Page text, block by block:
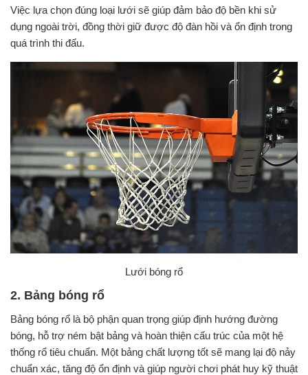
Việc lựa chọn đúng loại lưới sẽ giúp đảm bảo độ bền khi sử
dụng ngoài trời, đồng thời giữ được độ đàn hồi và ổn định trong
quá trình thi đấu.
Lưới bóng rổ
2. Bảng bóng rổ
Bảng bóng rổ là bộ phận quan trọng giúp định hướng đường
bóng, hỗ trợ ném bật bảng và hoàn thiện cấu trúc của một hệ
thống rổ tiêu chuẩn. Một bảng chất lượng tốt sẽ mang lại độ nảy
chuẩn xác, tăng độ ổn định và giúp người chơi phát huy kỹ thuật